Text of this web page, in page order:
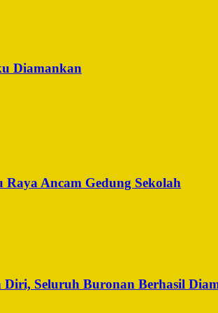
Diamankan
Ancam Gedung Sekolah
Seluruh Buronan Berhasil